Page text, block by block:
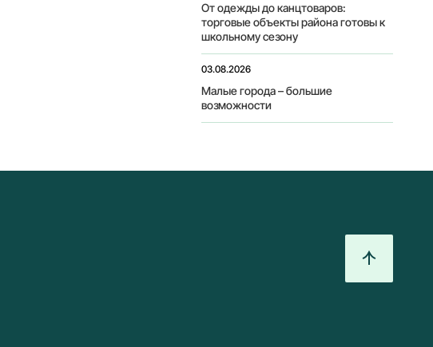
От одежды до канцтоваров:
торговые объекты района готовы к
школьному сезону
03.08.2026
Малые города – большие
возможности